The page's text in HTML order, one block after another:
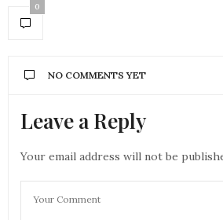
0
NO COMMENTS YET
Leave a Reply
Your email address will not be